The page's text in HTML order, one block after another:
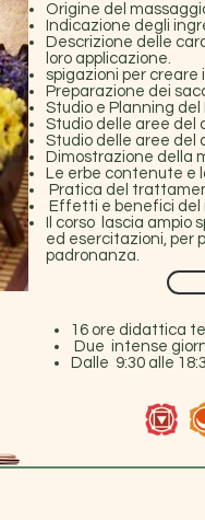
Origine del
Indicazione degli
Descrizione delle
loro applicazione.
spigazioni per creare i
Preparazione dei
Studio e Planning
Studio delle aree del
Studio delle aree del
Dimostrazione della
Le erbe contenute e
Pratica del
Effetti e benefici del
Il corso lascia
ed esercitazioni, per
padronanza.
16 ore didattica
Due intense
Dalle 9:30 alle